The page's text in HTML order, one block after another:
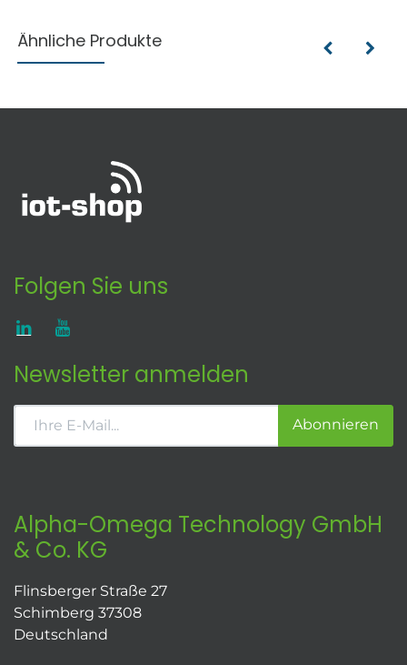
Ähnliche Produkte
Folgen Sie uns
Newsletter anmelden
Abonnieren
Alpha-Omega Technology GmbH
& Co. KG
Flinsberger Straße 27
Schimberg 37308
Deutschland